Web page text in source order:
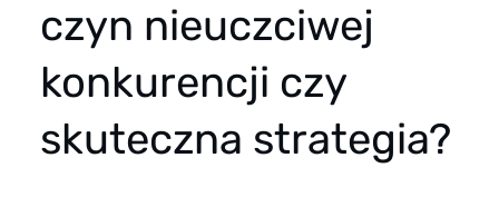
Wiedza
Poradnik
FAQ
O nas
O firmie
czyn nieuczciwej
konkurencji czy
skuteczna strategia?